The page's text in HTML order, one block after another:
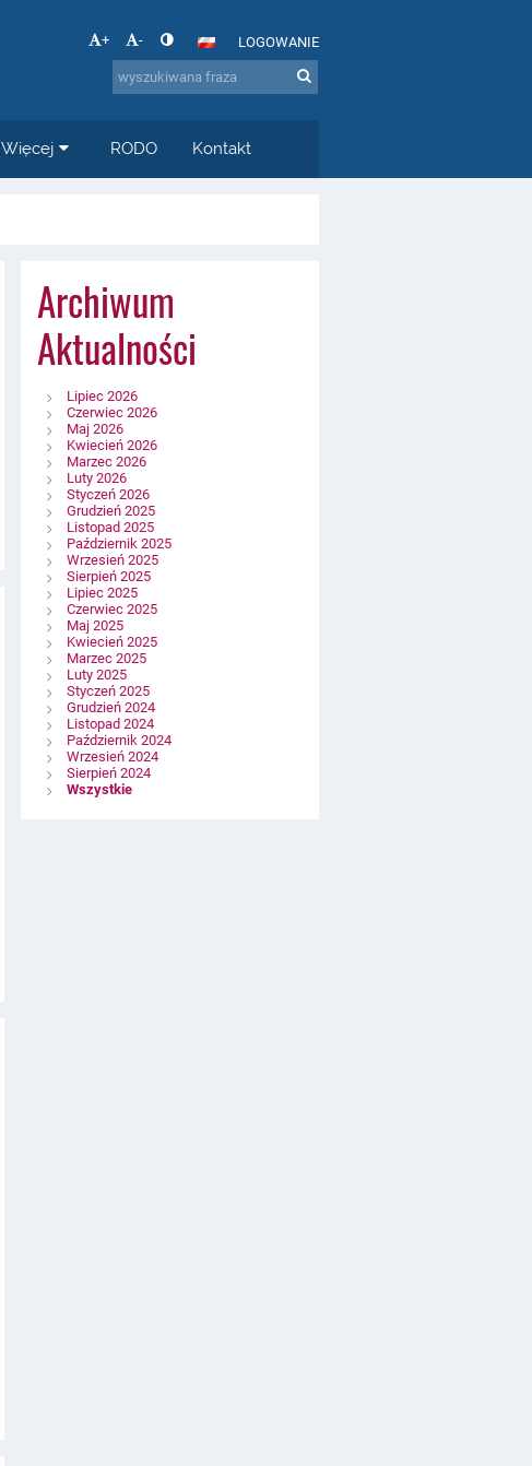
+ - LOGOWANIE
Więcej RODO Kontakt
Archiwum
Aktualności
Lipiec 2026
Czerwiec 2026
Maj 2026
Kwiecień 2026
Marzec 2026
Luty 2026
Styczeń 2026
Grudzień 2025
Listopad 2025
Październik 2025
Wrzesień 2025
Sierpień 2025
Lipiec 2025
Czerwiec 2025
Maj 2025
Kwiecień 2025
Marzec 2025
Luty 2025
Styczeń 2025
Grudzień 2024
Listopad 2024
Październik 2024
Wrzesień 2024
Sierpień 2024
Wszystkie